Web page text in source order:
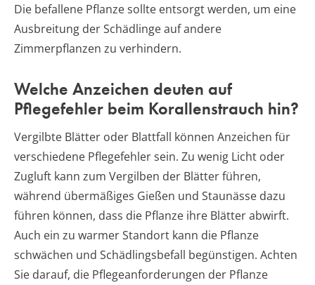
Die befallene Pflanze sollte entsorgt werden, um eine
Ausbreitung der Schädlinge auf andere
Zimmerpflanzen zu verhindern.
Welche Anzeichen deuten auf
Pflegefehler beim Korallenstrauch hin?
Vergilbte Blätter oder Blattfall können Anzeichen für
verschiedene Pflegefehler sein. Zu wenig Licht oder
Zugluft kann zum Vergilben der Blätter führen,
während übermäßiges Gießen und Staunässe dazu
führen können, dass die Pflanze ihre Blätter abwirft.
Auch ein zu warmer Standort kann die Pflanze
schwächen und Schädlingsbefall begünstigen. Achten
Sie darauf, die Pflegeanforderungen der Pflanze